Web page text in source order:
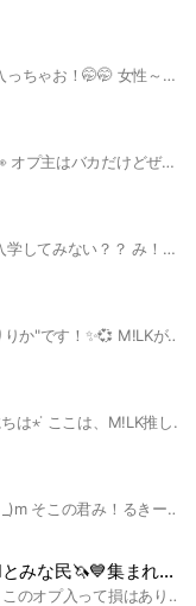
あ！目が合ったね？！👀 そのまま入っちゃお！🤭🤭 女性～男性、誰でも入ってきてね！ ここはM!LKの話、雑談！色々してるよ！ みんなで仲良く話そっ！🫶🏻 #佐野勇斗 #山中柔太郎 #吉田仁人 #塩崎太智 #曽野舜太 #板垣瑞生 #山﨑悠稀 #宮世琉弥 #M!LK #み！るきーず
#M!LK あ！！目が合ったね？？？👀 オプ主はバカだけどぜひ入ってくれると嬉しいなぁ...人は少ない...でもみ！るきーずは沢山いるって信じてるよー！！お願い入って🌷
お！？そこの君！今見たよね？？ 入学してみない？？ み！るきーず学園の校長、ねねでーす！！ 教頭は、@たいやき だよー！！！ あ！もしかして！ 『自分み!るきーずじゃないし…』 『あまり知らないし…』 『新規だし…』 って思ってない！？ そんな人も大歓迎！！ たくさんのみ！るきーずと一緒に知って行こー！！ 初期メン推しさんも一緒に楽しもうー！！！ もちろん体験入学もあるよー！ 体験は1ヶ月いて欲しいかな！ 体験の人は→🎀 この絵文字つけて欲しい！ 最初っから入るよって言う人はつけなくて大丈夫！！ これを機にM!LKを好きになってくれたら嬉しいなー！！ 〜校則〜 荒らし ❌ M!LKの悪口❌ 喧嘩❌ 校則はこれだけ！！ 卒業するときは声かけて欲しいな！ 入ったらノートに自己紹介書いてね！！ M!LKの事とか、学校の事とか、、たくさん雑談したい人は、体育館に入って欲しいな〜！！ ここまで読んでくれてありがとう！！ 少しはM!LKに興味を持ってくれたかな？？ みんなめっちゃ優しくて話しやすいから絶対楽しいよ！！ 年齢、性別関係なし‼️ 興味を持った人はぜひ入って見てね！！ 中で待ってるね！！！ #佐野勇斗 #山中柔太朗 #吉田仁人 #塩﨑太智 #曽野舜太 #山﨑悠稀 #板垣瑞生 #宮世琉弥 #み！るきーず #M!LK
初めまして！！管理者の"るか"と"りりか"です！✨💞 M!LKが大好きでみ！るきーずのみんなと語りたくて作りました！👍🏻 自己紹介（るか） ・推し 塩﨑太智くん ・好きなコンビ 塩レモン ・好きな曲 ハピダン ・現場 み！るき一ず感謝祭2026〜爆裂ホームパーティー 北海道公演 自己紹介（りりか） ・推し 塩﨑太智くん ・好きなコンビ 塩レモン ・好きな曲 チラチLOVE ・現場 み！るき一ず感謝祭2026〜爆裂ホームパーティー 北海道公演 【オプチャについて】 ・M!LKについてたくさん語る場所です🍼 ・情報共有◎ ・新規さん、同担さん、他担さん大歓迎！ ・みんなで楽しく仲良く話しましょう✨
あ！！目が合いましたね^^⋆˙ こんにちは⋆˙ ここは、M!LK推しの꒰み！るきーず꒱ が集まるおぷです⋆˙ いま目が合ったみ！るきーずのあなた！！！ ぜひこのおぷでM!LKについて語りませんか！？ ꒰M!LKが大好き‼️꒱という方はもちろん！！ ꒰最近好きになったばっか..꒱ ꒰M!LKのことあまり知らないけど気になる..꒱ という方でもぜひこのおぷに入ってみてください！！ 自分の最近あった嬉しい話や M!LKについて語りたい！！ 自分の作った加工を見てほしい！！ という方！！ここでいっぱーい語りましょう♪♪ 即抜け、宣伝抜け、荒らし抜け、無言抜けは🆖です> < ՞ 見学の方は名前に꒰🐮꒱を付けてこのおぷを気楽に見学してってください⋆˙ ぜひこのおぷでみ！るきーずの皆さんはM!LKについて語りましょー⋆˙ 続きはおぷのなかで！！ ぜひまってます⋆˙⋆˙ 検索用⋆˙ #M!LK#みるく#み！るきーず #佐野勇斗#吉田仁人#塩崎太智#山中柔太郎#曽野舜太
初めまして！管理人のさよですm(_ _)m そこの君み！るきーず､､､？ それなら是非ここへ来てー！ 見学もありだよ！（見学の人は名前に🔰付けておいて♪ 注意⚠️ メインのオプと通知回避部屋以外には入らないでねっっ 細かいルールは特に無いよー でも荒らしはやめてね🙅 即抜けもやめてほしいな！ 見学ありにしてるし👉👈 どう？興味湧いてきた？もうここまで読んでくれてるなら入っちゃえ！ じゃあ私は中で待ってるよ♪ 開設日2026/5/9 #山中柔太朗#佐野勇斗#塩﨑太智#吉田仁人#曽野舜太#M!LK#み！るきーず#アイドル#みるく#えびだん
さくらっ子🌸とおさきーず🤷‍♀️✨とみな民🦄💙集まれ！雑談もしよ(๑･̑◡･̑๑)
おさくみみ好きな方こんにちは〜‪ෆ‪ このオプ入って損はありません！！ その理由を説明します🍀*゜ ① 通知が増えない様に工夫をしています 管理人，副官に頼めばすぐに休憩を とることができます！(最高1時間) ② 優しい人も沢山いるので馴染めるか 不安な人も安心して入れます (喋ればオプの子が反応してくれるので沢山話しましょ〜💕︎) ③ 自主的にこのオプを盛り上げようとしている人がいます (入ってくれた子にはちゃんと挨拶やルールの確認をさせてくれます！) ④ 大型イベントが大体2ヶ月に1回開催 されます！！ (主に管理人や副官が話し合って イベント内容を考えています‪‪‪‪‪🫶🏻️ ̖́-) ⑤ このオプにしかない魅力があります😻 6月のこのオプのスローガン！ 1周年記念⭐これからも仲良く楽しく過ごそう！ オプの成長記録 ２０人達成 7/13🎊 ２５人達成 7/13🥳 ３０人達成 7/20㊗️ ３５人達成 8/1 🎉 ４０人達成 8/5🥂 ４５人達成 8/7🍾 ５０人達成 8/9🎂 ５５人達成 8/21👏 ６０人達成 9/1😭🎊 ６５人達成 ７０人達成 ルール 荒らし，暴言禁止 他のオプの宣伝 体験NG 抜けるとき⬇️ 1人連れてくる！3回宣伝しても連れてこれなかった人はその宣伝した写真をノートに載せてから抜けてください！ 親バレしてもルールは必ず守りましょう！ 抜けて後悔するような楽しいオプに 必ずさせます❕ #さくらっ子#おさきーず#みな民 #おさくみみ 2024.6/2 作成 2025.6/2 一周年